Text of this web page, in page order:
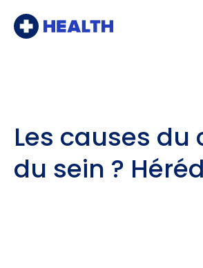
Les causes du
du sein ?